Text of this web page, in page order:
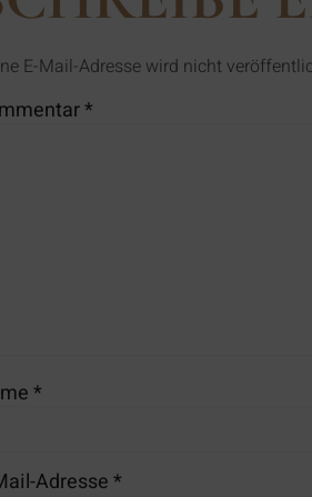
E-Mail-Adresse wird nicht
*
*
Adresse*